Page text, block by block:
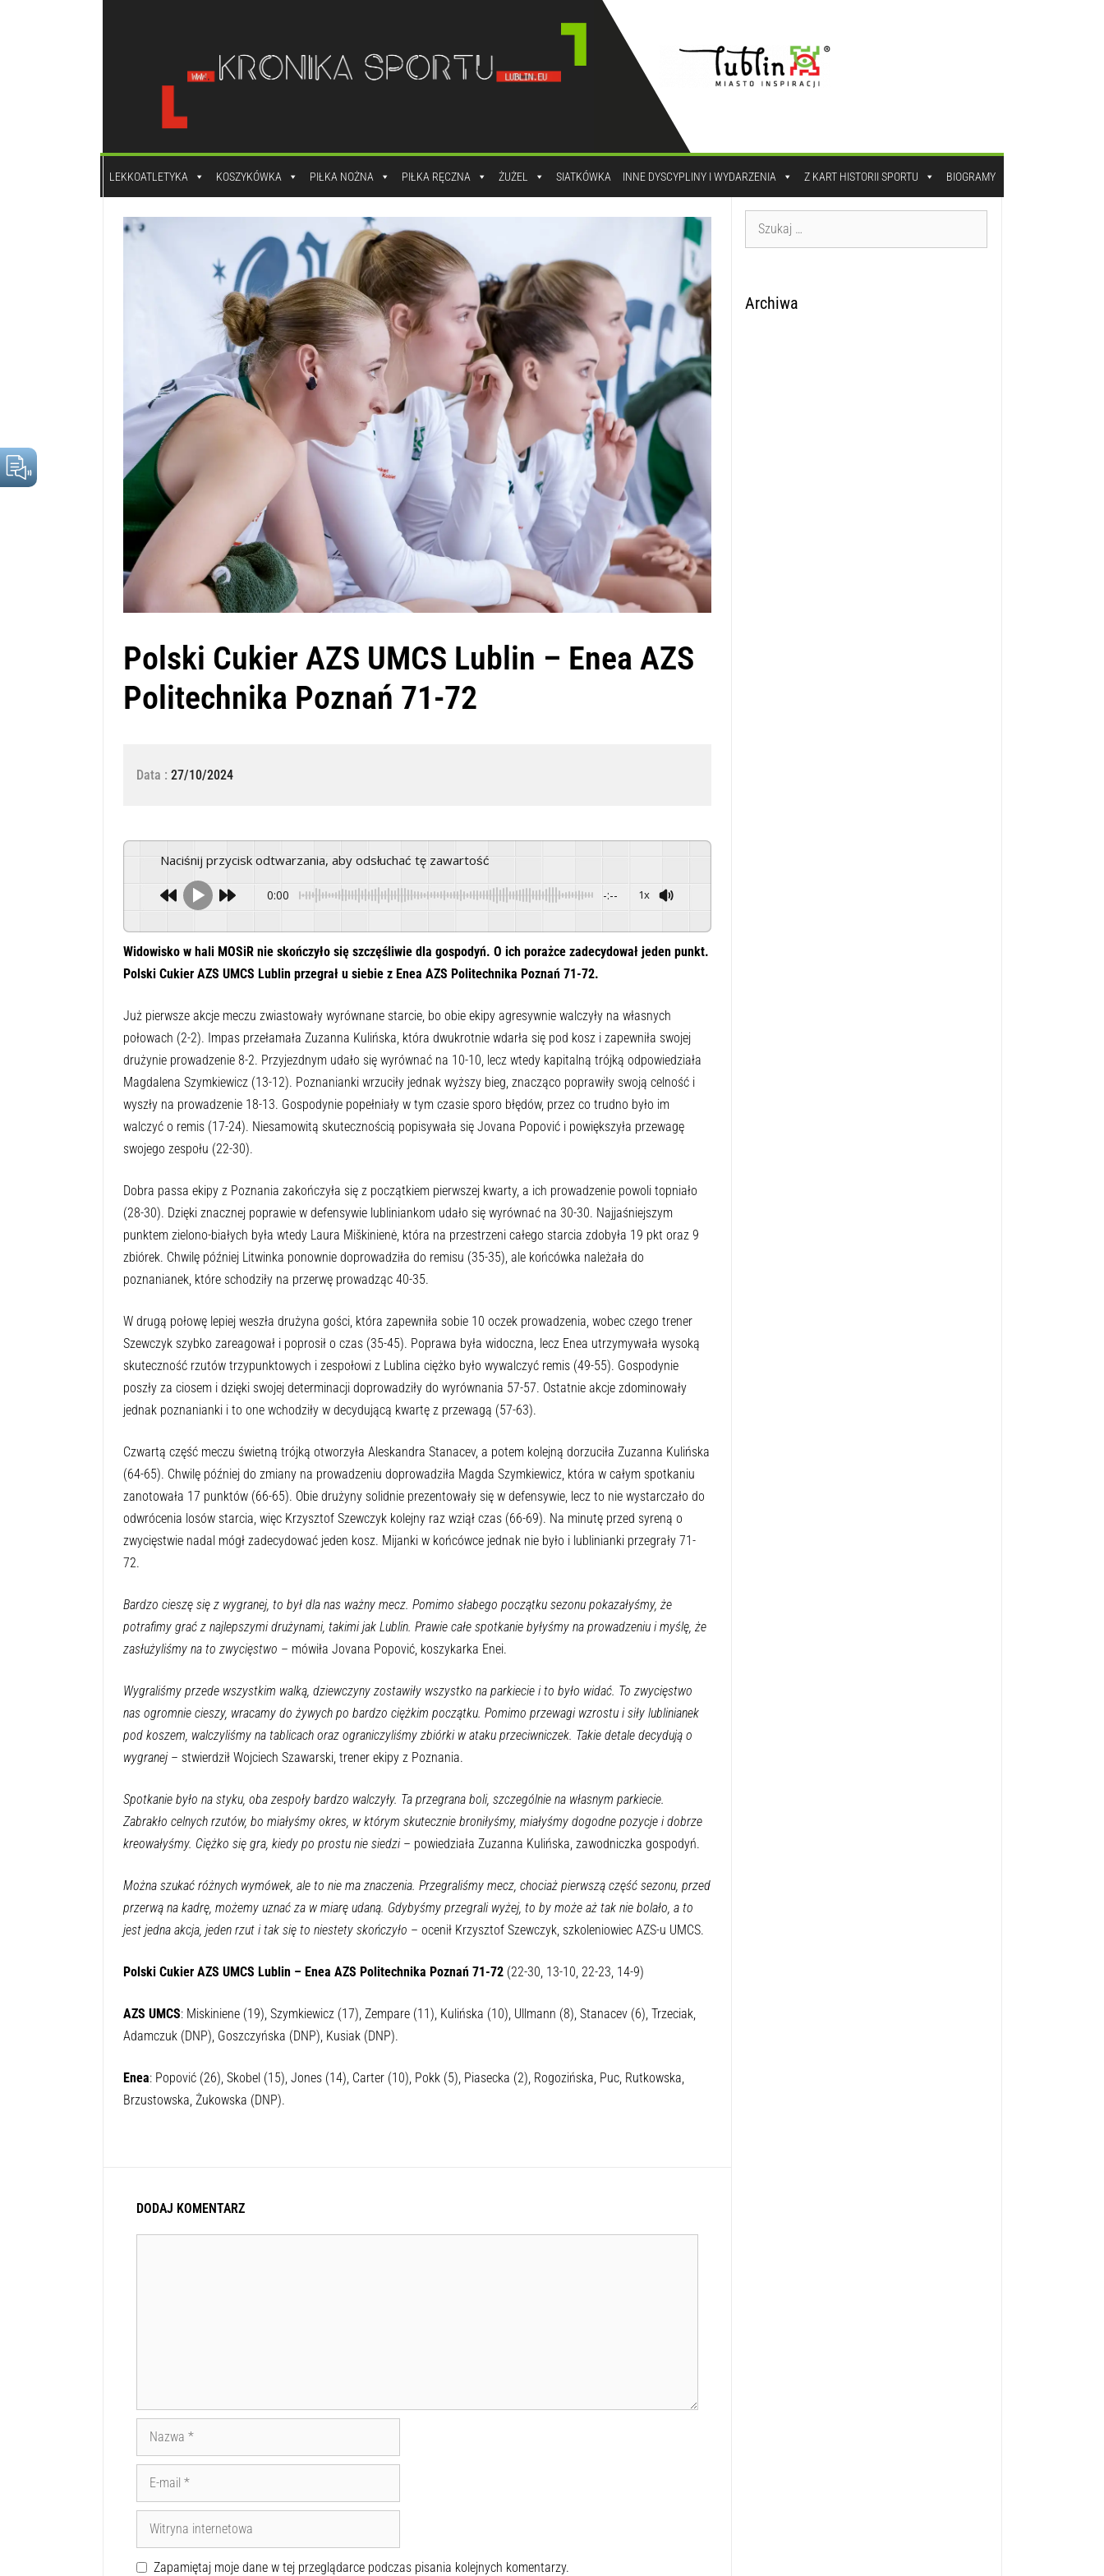
LEKKOATLETYKA KOSZYKÓWKA PIŁKA NOŻNA PIŁKA RĘCZNA ŻUŻEL SIATKÓWKA INNE DYSCYPLINY I WYDARZENIA Z KART HISTORII SPORTU BIOGRAMY
Polski Cukier AZS UMCS Lublin – Enea AZS
Politechnika Poznań 71-72
Data : 27/10/2024
Naciśnij przycisk odtwarzania, aby odsłuchać tę zawartość
0:00 -:-- 1x
Widowisko w hali MOSiR nie skończyło się szczęśliwie dla gospodyń. O ich porażce zadecydował jeden punkt.
Polski Cukier AZS UMCS Lublin przegrał u siebie z Enea AZS Politechnika Poznań 71-72.
Już pierwsze akcje meczu zwiastowały wyrównane starcie, bo obie ekipy agresywnie walczyły na własnych
połowach (2-2). Impas przełamała Zuzanna Kulińska, która dwukrotnie wdarła się pod kosz i zapewniła swojej
drużynie prowadzenie 8-2. Przyjezdnym udało się wyrównać na 10-10, lecz wtedy kapitalną trójką odpowiedziała
Magdalena Szymkiewicz (13-12). Poznanianki wrzuciły jednak wyższy bieg, znacząco poprawiły swoją celność i
wyszły na prowadzenie 18-13. Gospodynie popełniały w tym czasie sporo błędów, przez co trudno było im
walczyć o remis (17-24). Niesamowitą skutecznością popisywała się Jovana Popović i powiększyła przewagę
swojego zespołu (22-30).
Dobra passa ekipy z Poznania zakończyła się z początkiem pierwszej kwarty, a ich prowadzenie powoli topniało
(28-30). Dzięki znacznej poprawie w defensywie lubliniankom udało się wyrównać na 30-30. Najjaśniejszym
punktem zielono-białych była wtedy Laura Miškinienė, która na przestrzeni całego starcia zdobyła 19 pkt oraz 9
zbiórek. Chwilę później Litwinka ponownie doprowadziła do remisu (35-35), ale końcówka należała do
poznanianek, które schodziły na przerwę prowadząc 40-35.
W drugą połowę lepiej weszła drużyna gości, która zapewniła sobie 10 oczek prowadzenia, wobec czego trener
Szewczyk szybko zareagował i poprosił o czas (35-45). Poprawa była widoczna, lecz Enea utrzymywała wysoką
skuteczność rzutów trzypunktowych i zespołowi z Lublina ciężko było wywalczyć remis (49-55). Gospodynie
poszły za ciosem i dzięki swojej determinacji doprowadziły do wyrównania 57-57. Ostatnie akcje zdominowały
jednak poznanianki i to one wchodziły w decydującą kwartę z przewagą (57-63).
Czwartą część meczu świetną trójką otworzyła Aleskandra Stanacev, a potem kolejną dorzuciła Zuzanna Kulińska
(64-65). Chwilę później do zmiany na prowadzeniu doprowadziła Magda Szymkiewicz, która w całym spotkaniu
zanotowała 17 punktów (66-65). Obie drużyny solidnie prezentowały się w defensywie, lecz to nie wystarczało do
odwrócenia losów starcia, więc Krzysztof Szewczyk kolejny raz wziął czas (66-69). Na minutę przed syreną o
zwycięstwie nadal mógł zadecydować jeden kosz. Mijanki w końcówce jednak nie było i lublinianki przegrały 71-
72.
Bardzo cieszę się z wygranej, to był dla nas ważny mecz. Pomimo słabego początku sezonu pokazałyśmy, że
potrafimy grać z najlepszymi drużynami, takimi jak Lublin. Prawie całe spotkanie byłyśmy na prowadzeniu i myślę, że
zasłużyliśmy na to zwycięstwo – mówiła Jovana Popović, koszykarka Enei.
Wygraliśmy przede wszystkim walką, dziewczyny zostawiły wszystko na parkiecie i to było widać. To zwycięstwo
nas ogromnie cieszy, wracamy do żywych po bardzo ciężkim początku. Pomimo przewagi wzrostu i siły lublinianek
pod koszem, walczyliśmy na tablicach oraz ograniczyliśmy zbiórki w ataku przeciwniczek. Takie detale decydują o
wygranej – stwierdził Wojciech Szawarski, trener ekipy z Poznania.
Spotkanie było na styku, oba zespoły bardzo walczyły. Ta przegrana boli, szczególnie na własnym parkiecie.
Zabrakło celnych rzutów, bo miałyśmy okres, w którym skutecznie broniłyśmy, miałyśmy dogodne pozycje i dobrze
kreowałyśmy. Ciężko się gra, kiedy po prostu nie siedzi – powiedziała Zuzanna Kulińska, zawodniczka gospodyń.
Można szukać różnych wymówek, ale to nie ma znaczenia. Przegraliśmy mecz, chociaż pierwszą część sezonu, przed
przerwą na kadrę, możemy uznać za w miarę udaną. Gdybyśmy przegrali wyżej, to by może aż tak nie bolało, a to
jest jedna akcja, jeden rzut i tak się to niestety skończyło – ocenił Krzysztof Szewczyk, szkoleniowiec AZS-u UMCS.
Polski Cukier AZS UMCS Lublin – Enea AZS Politechnika Poznań 71-72(22-30, 13-10, 22-23, 14-9)
AZS UMCS: Miskiniene (19), Szymkiewicz (17), Zempare (11), Kulińska (10), Ullmann (8), Stanacev (6), Trzeciak,
Adamczuk (DNP), Goszczyńska (DNP), Kusiak (DNP).
Enea: Popović (26), Skobel (15), Jones (14), Carter (10), Pokk (5), Piasecka (2), Rogozińska, Puc, Rutkowska,
Brzustowska, Żukowska (DNP).
DODAJ KOMENTARZ
Zapamiętaj moje dane w tej przeglądarce podczas pisania kolejnych komentarzy.
Archiwa